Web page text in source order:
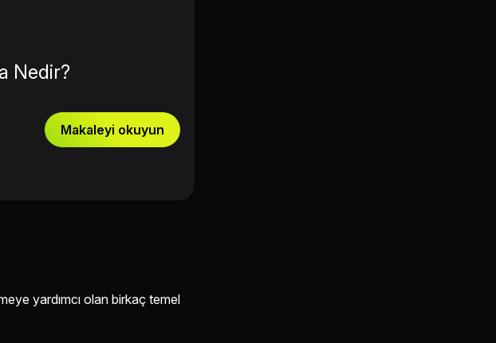
Nedir?
Makaleyi okuyun
yardımcı olan birkaç temel